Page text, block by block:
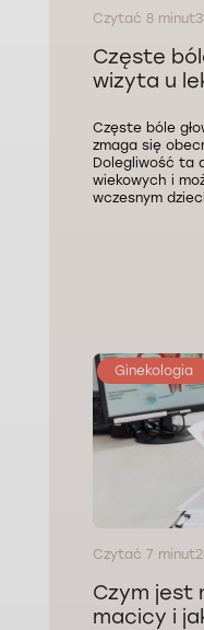
Czytać 8 minut
Częste
wizyta u
Częste bóle
zmaga się
Dolegliwość ta
wiekowych i
wczesnym
Ginekologia
Czytać 7 minut
Czym jest
macicy i